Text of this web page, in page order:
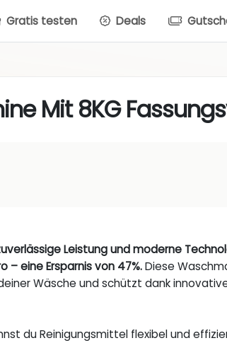
Gratis testen Deals
Mit 8KG
Leistung und moderne
– eine Ersparnis von 47%.Diese
Wäsche und schützt dank
du Reinigungsmittel flexibel und